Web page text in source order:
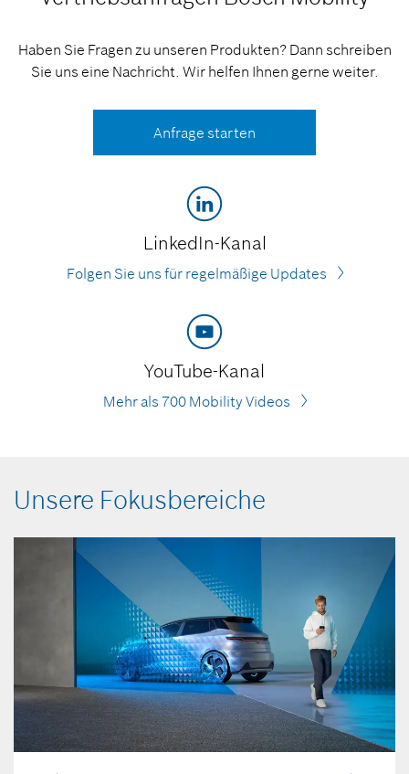
Haben Sie Fragen zu unseren Produkten? Dann schreiben
Sie uns eine Nachricht. Wir helfen Ihnen gerne weiter.
Anfrage starten
LinkedIn-Kanal
Folgen Sie uns für regelmäßige Updates
YouTube-Kanal
Mehr als 700 Mobility Videos
Unsere Fokusbereiche